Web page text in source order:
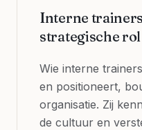
Interne
strategische
Wie interne
en positioneert,
organisatie. Zij
de cultuur en